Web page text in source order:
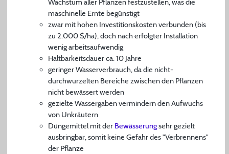
maschinelle Ernte begünstigt
zwar mit hohen Investitionskosten verbunden (bis
zu 2.000 $/ha), doch nach erfolgter Installation
wenig arbeitsaufwendig
Haltbarkeitsdauer ca. 10 Jahre
geringer Wasserverbrauch, da die nicht-
durchwurzelten Bereiche zwischen den Pflanzen
nicht bewässert werden
gezielte Wassergaben vermindern den Aufwuchs
von Unkräutern
Düngemittel mit der Bewässerungsehr gezielt
ausbringbar, somit keine Gefahr des "Verbrennens"
der Pflanze